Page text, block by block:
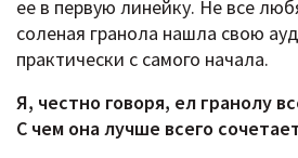
ее в первую линейку. Не все
соленая гранола нашла свою
практически с самого начала.
Я, честно говоря, ел гранолу
С чем она лучше всего